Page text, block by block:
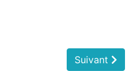
Suivant